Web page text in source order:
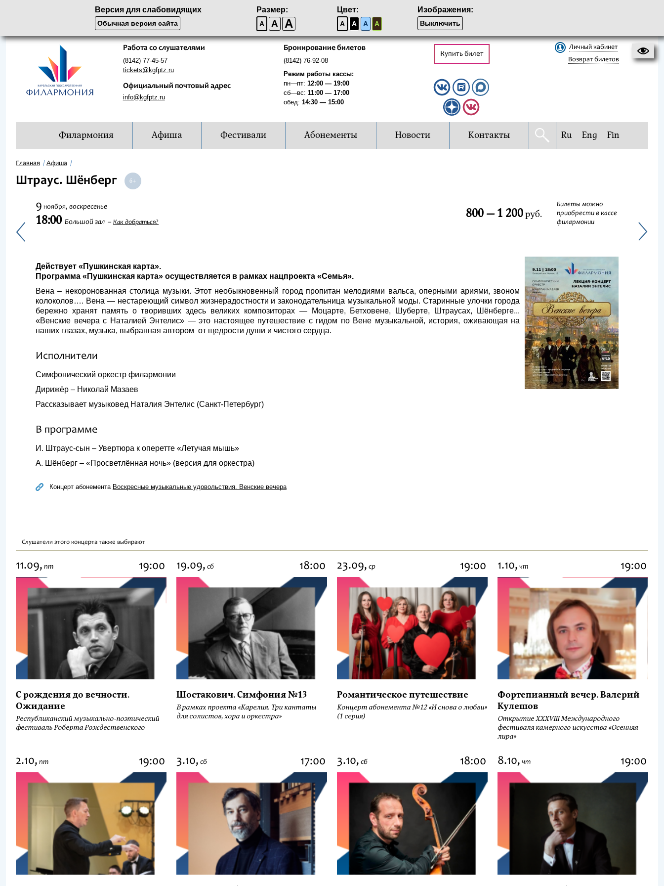
Версия для слабовидящих
Обычная версия сайта
Размер:
A A A
Цвет:
A A A A
Изображения:
Выключить
Работа со слушателями
(8142) 77-45-57
tickets@kgfptz.ru
Официальный почтовый адрес
info@kgfptz.ru
Бронирование билетов
(8142) 76-92-08
Режим работы кассы:
пн—пт: 12:00 — 19:00
сб—вс: 11:00 — 17:00
обед: 14:30 — 15:00
Купить билет
Личный кабинет
Возврат билетов
Филармония Афиша Фестивали Абонементы Новости Контакты Ru Eng Fin
Главная Афиша
Штраус. Шёнберг
9 ноября, воскресенье
18:00 Большой зал Как добраться?
800 — 1 200руб.
Билеты можно
приобрести в кассе
филармонии
Действует «Пушкинская карта».
Программа «Пушкинская карта» осуществляется в рамках нацпроекта «Семья».
Вена – некоронованная столица музыки. Этот необыкновенный город пропитан мелодиями вальса, оперными ариями, звоном
колоколов…. Вена — нестареющий символ жизнерадостности и законодательница музыкальной моды. Старинные улочки города
бережно хранят память о творивших здесь великих композиторах — Моцарте, Бетховене, Шуберте, Штраусах, Шёнберге...
«Венские вечера с Наталией Энтелис» — это настоящее путешествие с гидом по Вене музыкальной, история, оживающая на
наших глазах, музыка, выбранная автором от щедрости души и чистого сердца.
Исполнители
Симфонический оркестр филармонии
Дирижёр – Николай Мазаев
Рассказывает музыковед Наталия Энтелис (Санкт-Петербург)
В программе
И. Штраус-сын – Увертюра к оперетте «Летучая мышь»
А. Шёнберг – «Просветлённая ночь» (версия для оркестра)
Концерт абонемента Воскресные музыкальные удовольствия. Венские вечера
Слушатели этого концерта также выбирают
11.09, пт 19:00
С рождения до вечности.
Ожидание
Республиканский музыкально-поэтический
фестиваль Роберта Рождественского
19.09, сб 18:00
Шостакович. Симфония №13
В рамках проекта «Карелия. Три кантаты
для солистов, хора и оркестра»
23.09, ср 19:00
Романтическое путешествие
Концерт абонемента №12 «И снова о любви»
(1 серия)
1.10, чт 19:00
Фортепианный вечер. Валерий
Кулешов
Открытие ХХХVIII Международного
фестиваля камерного искусства «Осенняя
лира»
2.10, пт 19:00 3.10, сб 17:00 3.10, сб 18:00 8.10, чт 19:00